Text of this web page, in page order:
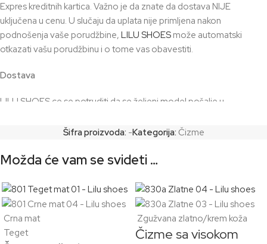
Expres kreditnih kartica. Važno je da znate da dostava NIJE
uključena u cenu. U slučaju da uplata nije primljena nakon
podnošenja vaše porudžbine, LILU SHOES može automatski
otkazati vašu porudžbinu i o tome vas obavestiti.
Dostava
LILU SHOES ce se potruditi da se željeni model pošalje u
imamo na stanju. Za modele koji su posebno poručeni i izradjuju se,
potreban za transport. Odgovornost kupca je da obezbedi tačnu i
paket.
Detaljnije o dostavi i plaćanju OVDE
Šifra proizvoda: -Kategorija: Čizme
Možda će vam se svideti …
Crna mat
Teget
Zgužvana zlatno/krem koža
Čizme sa visokom